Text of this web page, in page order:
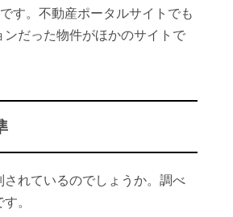
す。不動産ポータルサイトでも
だった物件がほかのサイトで
れているのでしょうか。調べ
。